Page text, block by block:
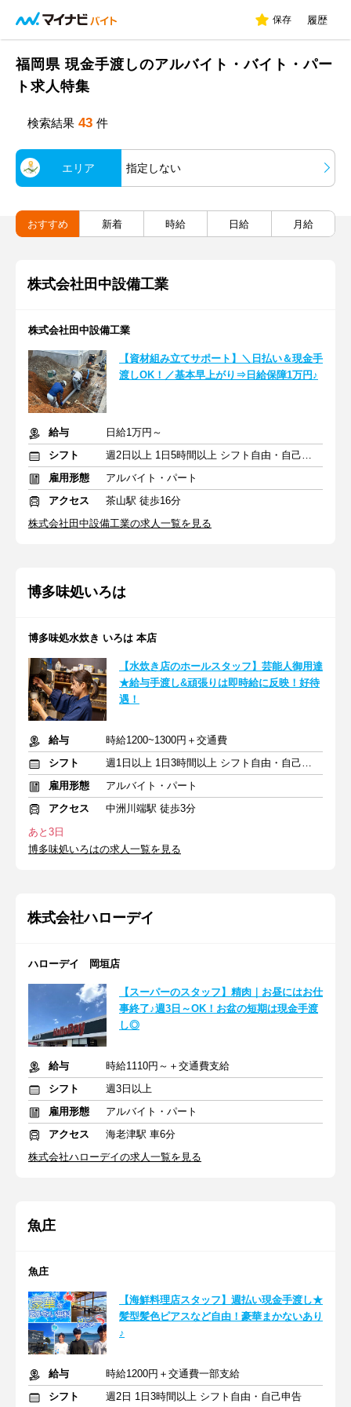
保存 履歴
福岡県 現金手渡しのアルバイト・バイト・パー
ト求人特集
検索結果 43 件
エリア 指定しない
おすすめ 新着 時給 日給 月給
株式会社田中設備工業
株式会社田中設備工業
【資材組み立てサポート】＼日払い＆現金手
渡しOK！／基本早上がり⇒日給保障1万円♪
給与
日給1万円～
シフト
週2日以上 1日5時間以上 シフト自由・自己申告
雇用形態
アルバイト・パート
アクセス
茶山駅 徒歩16分
株式会社田中設備工業の求人一覧を見る
博多味処いろは
博多味処水炊き いろは 本店
【水炊き店のホールスタッフ】芸能人御用達
★給与手渡し&頑張りは即時給に反映！好待
遇！
給与
時給1200~1300円＋交通費
シフト
週1日以上 1日3時間以上 シフト自由・自己申告
雇用形態
アルバイト・パート
アクセス
中洲川端駅 徒歩3分
あと3日
博多味処いろはの求人一覧を見る
株式会社ハローデイ
ハローデイ 岡垣店
【スーパーのスタッフ】精肉｜お昼にはお仕
事終了♪週3日～OK！お盆の短期は現金手渡
し◎
給与
時給1110円～＋交通費支給
シフト
週3日以上
雇用形態
アルバイト・パート
アクセス
海老津駅 車6分
株式会社ハローデイの求人一覧を見る
魚庄
魚庄
【海鮮料理店スタッフ】週払い現金手渡し★
髪型髪色ピアスなど自由！豪華まかないあり
♪
給与
時給1200円＋交通費一部支給
シフト
週2日 1日3時間以上 シフト自由・自己申告